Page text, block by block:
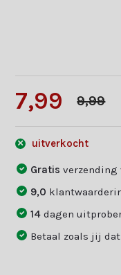
7,99 9,99
uitverkocht
Gratisverzending
9,0
14dagen
Betaal zoals jij